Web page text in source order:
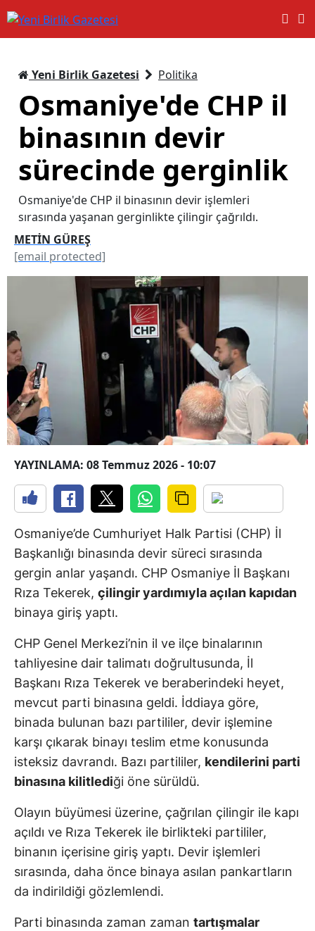
Yeni Birlik Gazetesi Politika
Osmaniye'de CHP il
binasının devir
sürecinde gerginlik
Osmaniye'de CHP il binasının devir işlemleri
sırasında yaşanan gerginlikte çilingir çağrıldı.
METİN GÜREŞ
[email protected]
YAYINLAMA: 08 Temmuz 2026 - 10:07
Osmaniye’de Cumhuriyet Halk Partisi (CHP) İl
Başkanlığı binasında devir süreci sırasında
gergin anlar yaşandı. CHP Osmaniye İl Başkanı
Rıza Tekerek, çilingir yardımıyla açılan kapıdan
binaya giriş yaptı.
CHP Genel Merkezi’nin il ve ilçe binalarının
tahliyesine dair talimatı doğrultusunda, İl
Başkanı Rıza Tekerek ve beraberindeki heyet,
mevcut parti binasına geldi. İddiaya göre,
binada bulunan bazı partililer, devir işlemine
karşı çıkarak binayı teslim etme konusunda
isteksiz davrandı. Bazı partililer, kendilerini parti
binasına kilitlediği öne sürüldü.
Olayın büyümesi üzerine, çağrılan çilingir ile kapı
açıldı ve Rıza Tekerek ile birlikteki partililer,
binanın içerisine giriş yaptı. Devir işlemleri
sırasında, daha önce binaya asılan pankartların
da indirildiği gözlemlendi.
Parti binasında zaman zaman tartışmalar